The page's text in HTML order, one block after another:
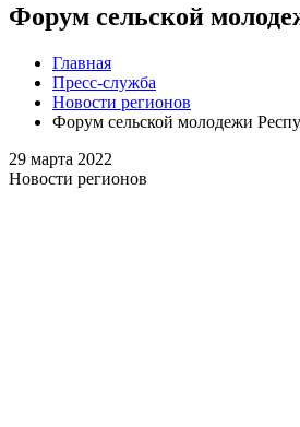
Форум сельской
Главная
Пресс-служба
Новости регионов
Форум сельской молодежи
29 марта 2022
Новости регионов